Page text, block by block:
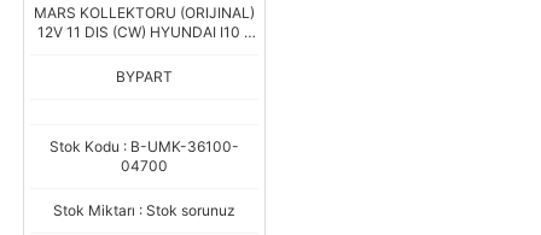
MARS KOLLEKTORU (ORIJINAL)
12V 11 DIS (CW) HYUNDAI I10 -
STONIC (BOY: 118MM - GOVDE
BYPART
Stok Kodu : B-UMK-36100-
04700
Stok Miktarı : Stok sorunuz